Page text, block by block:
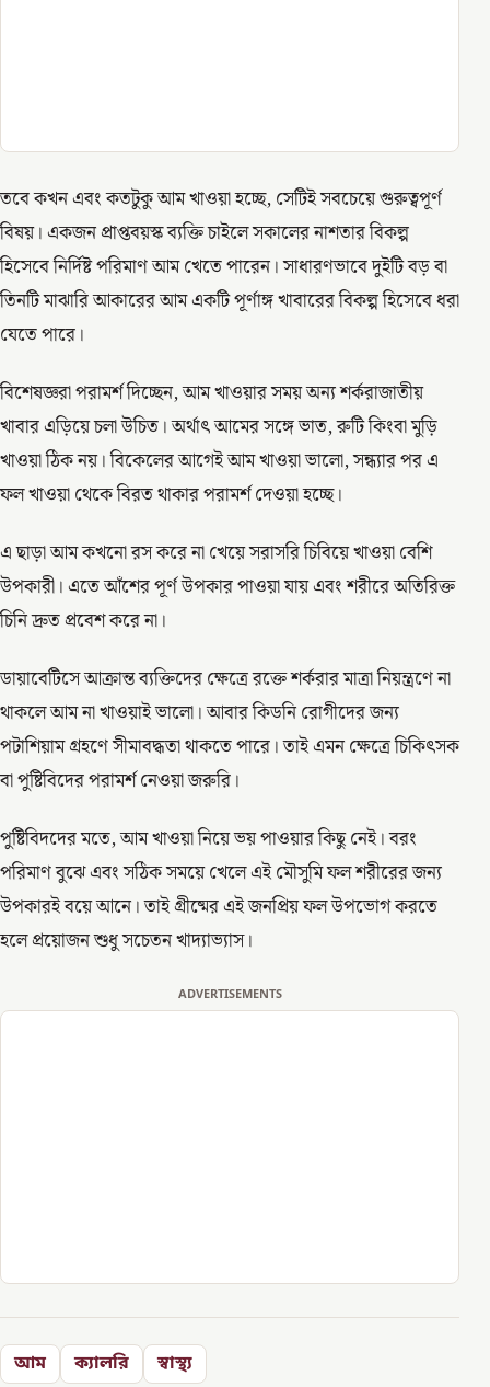
তবে কখন এবং কতটুকু আম খাওয়া হচ্ছে, সেটিই সবচেয়ে গুরুত্বপূর্ণ
বিষয়। একজন প্রাপ্তবয়স্ক ব্যক্তি চাইলে সকালের নাশতার বিকল্প
হিসেবে নির্দিষ্ট পরিমাণ আম খেতে পারেন। সাধারণভাবে দুইটি বড় বা
তিনটি মাঝারি আকারের আম একটি পূর্ণাঙ্গ খাবারের বিকল্প হিসেবে ধরা
যেতে পারে।
বিশেষজ্ঞরা পরামর্শ দিচ্ছেন, আম খাওয়ার সময় অন্য শর্করাজাতীয়
খাবার এড়িয়ে চলা উচিত। অর্থাৎ আমের সঙ্গে ভাত, রুটি কিংবা মুড়ি
খাওয়া ঠিক নয়। বিকেলের আগেই আম খাওয়া ভালো, সন্ধ্যার পর এ
ফল খাওয়া থেকে বিরত থাকার পরামর্শ দেওয়া হচ্ছে।
এ ছাড়া আম কখনো রস করে না খেয়ে সরাসরি চিবিয়ে খাওয়া বেশি
উপকারী। এতে আঁশের পূর্ণ উপকার পাওয়া যায় এবং শরীরে অতিরিক্ত
চিনি দ্রুত প্রবেশ করে না।
ডায়াবেটিসে আক্রান্ত ব্যক্তিদের ক্ষেত্রে রক্তে শর্করার মাত্রা নিয়ন্ত্রণে না
থাকলে আম না খাওয়াই ভালো। আবার কিডনি রোগীদের জন্য
পটাশিয়াম গ্রহণে সীমাবদ্ধতা থাকতে পারে। তাই এমন ক্ষেত্রে চিকিৎসক
বা পুষ্টিবিদের পরামর্শ নেওয়া জরুরি।
পুষ্টিবিদদের মতে, আম খাওয়া নিয়ে ভয় পাওয়ার কিছু নেই। বরং
পরিমাণ বুঝে এবং সঠিক সময়ে খেলে এই মৌসুমি ফল শরীরের জন্য
উপকারই বয়ে আনে। তাই গ্রীষ্মের এই জনপ্রিয় ফল উপভোগ করতে
হলে প্রয়োজন শুধু সচেতন খাদ্যাভ্যাস।
ADVERTISEMENTS
আম ক্যালরি স্বাস্থ্য